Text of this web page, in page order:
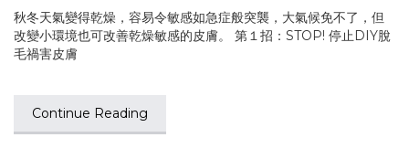
秋冬天氣變得乾燥，容易令敏感如急症般突襲，大氣候免不了，但
改變小環境也可改善乾燥敏感的皮膚。 第１招：STOP! 停止DIY脫
毛禍害皮膚
Continue Reading